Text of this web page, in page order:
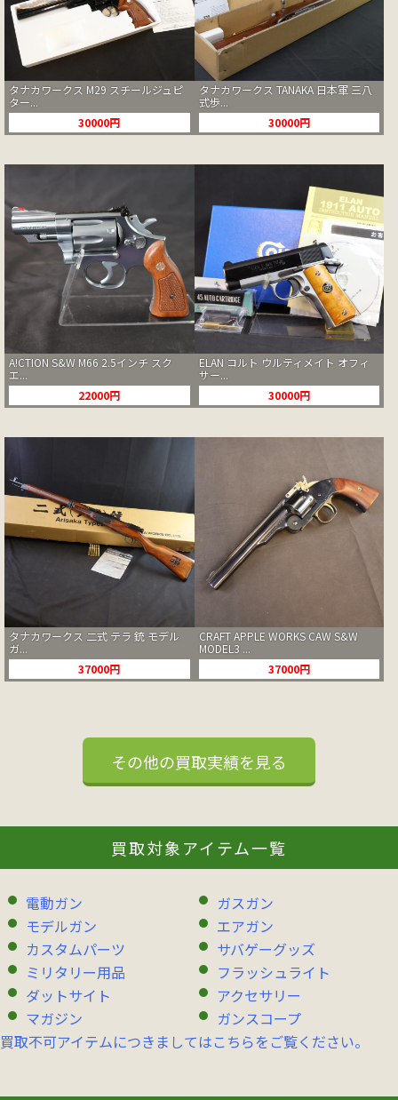
タナカワークス M29 スチールジュピ
ター...
30000円
タナカワークス TANAKA 日本軍 三八
式歩...
30000円
A!CTION S&W M66 2.5インチ スク
エ...
22000円
ELAN コルト ウルティメイト オフィ
サー...
30000円
タナカワークス 二式 テラ 銃 モデル
ガ...
37000円
CRAFT APPLE WORKS CAW S&W
MODEL3 ...
37000円
その他の買取実績を見る
買取対象アイテム一覧
電動ガン
ガスガン
モデルガン
エアガン
カスタムパーツ
サバゲーグッズ
ミリタリー用品
フラッシュライト
ダットサイト
アクセサリー
マガジン
ガンスコープ
買取不可アイテムにつきましてはこちらをご覧ください。